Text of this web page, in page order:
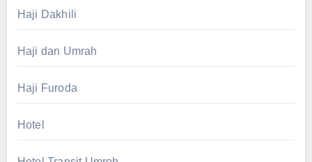
Haji Dakhili
Haji dan Umrah
Haji Furoda
Hotel